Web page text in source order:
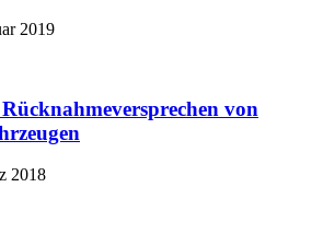
2019
von
2018